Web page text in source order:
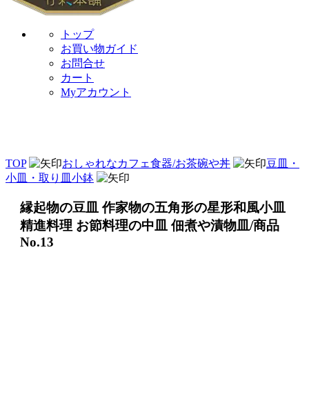
トップ
お買い物ガイド
お問合せ
カート
Myアカウント
TOP おしゃれなカフェ食器/お茶碗や丼
豆皿・
小皿・取り皿小鉢
縁起物の豆皿 作家物の五角形の星形和風小皿
精進料理 お節料理の中皿 佃煮や漬物皿/商品
No.13